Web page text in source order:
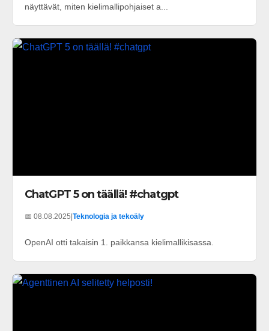
näyttävät, miten kielimallipohjaiset a...
ChatGPT 5 on täällä! #chatgpt
📅 08.08.2025|Teknologia ja tekoäly
OpenAI otti takaisin 1. paikkansa kielimallikisassa.